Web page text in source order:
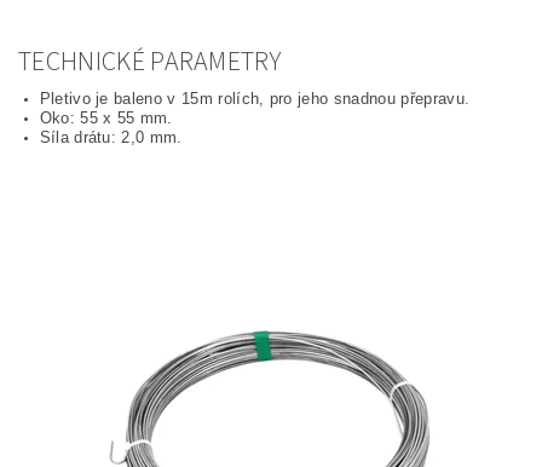
TECHNICKÉ PARAMETRY
Pletivo je baleno v 15m rolích, pro jeho snadnou přepravu.
Oko: 55 x 55 mm.
Síla drátu: 2,0 mm.